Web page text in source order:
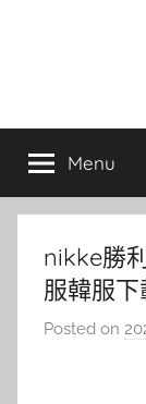
Menu
nikke勝
服韓服
Posted on